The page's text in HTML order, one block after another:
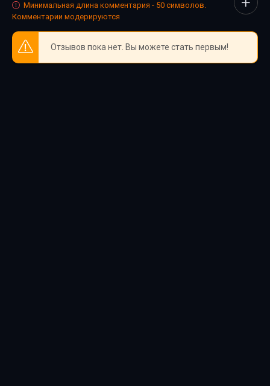
фантастика и драма, триллеры и любовные истории - мы
собрали всё, чтобы каждый нашёл книгу по душе.
Минимальная длина комментария - 50 символов.
Комментарии модерируются
Отзывов пока нет. Вы можете стать первым!